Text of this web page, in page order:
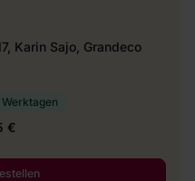
Karin Sajo, Grandeco
€